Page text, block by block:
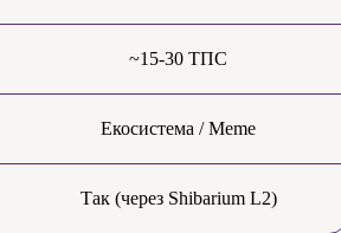
~15-30 ТПС
Екосистема / Meme
Так (через Shibarium L2)